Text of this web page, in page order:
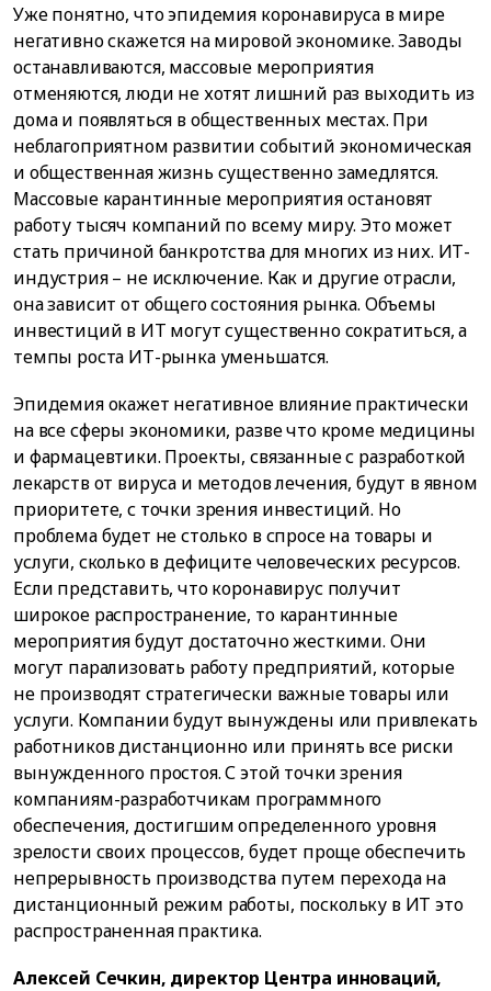
Уже понятно, что эпидемия коронавируса в мире
негативно скажется на мировой экономике. Заводы
останавливаются, массовые мероприятия
отменяются, люди не хотят лишний раз выходить из
дома и появляться в общественных местах. При
неблагоприятном развитии событий экономическая
и общественная жизнь существенно замедлятся.
Массовые карантинные мероприятия остановят
работу тысяч компаний по всему миру. Это может
стать причиной банкротства для многих из них. ИТ-
индустрия – не исключение. Как и другие отрасли,
она зависит от общего состояния рынка. Объемы
инвестиций в ИТ могут существенно сократиться, а
темпы роста ИТ-рынка уменьшатся.
Эпидемия окажет негативное влияние практически
на все сферы экономики, разве что кроме медицины
и фармацевтики. Проекты, связанные с разработкой
лекарств от вируса и методов лечения, будут в явном
приоритете, с точки зрения инвестиций. Но
проблема будет не столько в спросе на товары и
услуги, сколько в дефиците человеческих ресурсов.
Если представить, что коронавирус получит
широкое распространение, то карантинные
мероприятия будут достаточно жесткими. Они
могут парализовать работу предприятий, которые
не производят стратегически важные товары или
услуги. Компании будут вынуждены или привлекать
работников дистанционно или принять все риски
вынужденного простоя. С этой точки зрения
компаниям-разработчикам программного
обеспечения, достигшим определенного уровня
зрелости своих процессов, будет проще обеспечить
непрерывность производства путем перехода на
дистанционный режим работы, поскольку в ИТ это
распространенная практика.
Алексей Сечкин, директор Центра инноваций,